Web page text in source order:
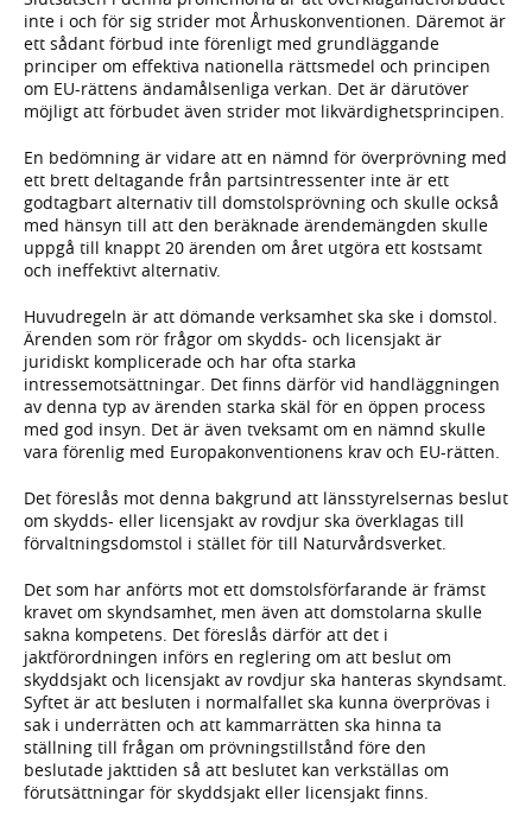
inte i och för sig strider mot Århuskonventionen. Däremot är
ett sådant förbud inte förenligt med grundläggande
principer om effektiva nationella rättsmedel och principen
om EU-rättens ändamålsenliga verkan. Det är därutöver
möjligt att förbudet även strider mot likvärdighetsprincipen.
En bedömning är vidare att en nämnd för överprövning med
ett brett deltagande från partsintressenter inte är ett
godtagbart alternativ till domstolsprövning och skulle också
med hänsyn till att den beräknade ärendemängden skulle
uppgå till knappt 20 ärenden om året utgöra ett kostsamt
och ineffektivt alternativ.
Huvudregeln är att dömande verksamhet ska ske i domstol.
Ärenden som rör frågor om skydds- och licensjakt är
juridiskt komplicerade och har ofta starka
intressemotsättningar. Det finns därför vid handläggningen
av denna typ av ärenden starka skäl för en öppen process
med god insyn. Det är även tveksamt om en nämnd skulle
vara förenlig med Europakonventionens krav och EU-rätten.
Det föreslås mot denna bakgrund att länsstyrelsernas beslut
om skydds- eller licensjakt av rovdjur ska överklagas till
förvaltningsdomstol i stället för till Naturvårdsverket.
Det som har anförts mot ett domstolsförfarande är främst
kravet om skyndsamhet, men även att domstolarna skulle
sakna kompetens. Det föreslås därför att det i
jaktförordningen införs en reglering om att beslut om
skyddsjakt och licensjakt av rovdjur ska hanteras skyndsamt.
Syftet är att besluten i normalfallet ska kunna överprövas i
sak i underrätten och att kammarrätten ska hinna ta
ställning till frågan om prövningstillstånd före den
beslutade jakttiden så att beslutet kan verkställas om
förutsättningar för skyddsjakt eller licensjakt finns.